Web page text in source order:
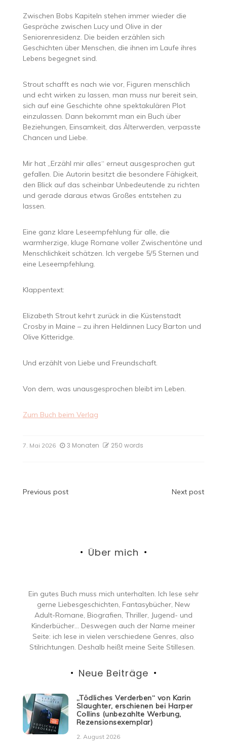
Zwischen Bobs Kapiteln stehen immer wieder die
Gespräche zwischen Lucy und Olive in der
Seniorenresidenz. Die beiden erzählen sich
Geschichten über Menschen, die ihnen im Laufe ihres
Lebens begegnet sind.
Strout schafft es nach wie vor, Figuren menschlich
und echt wirken zu lassen, man muss nur bereit sein,
sich auf eine Geschichte ohne spektakulären Plot
einzulassen. Dann bekommt man ein Buch über
Beziehungen, Einsamkeit, das Älterwerden, verpasste
Chancen und Liebe.
Mir hat „Erzähl mir alles“ erneut ausgesprochen gut
gefallen. Die Autorin besitzt die besondere Fähigkeit,
den Blick auf das scheinbar Unbedeutende zu richten
und gerade daraus etwas Großes entstehen zu
lassen.
Eine ganz klare Leseempfehlung für alle, die
warmherzige, kluge Romane voller Zwischentöne und
Menschlichkeit schätzen. Ich vergebe 5/5 Sternen und
eine Leseempfehlung.
Klappentext:
Elizabeth Strout kehrt zurück in die Küstenstadt
Crosby in Maine – zu ihren Heldinnen Lucy Barton und
Olive Kitteridge.
Und erzählt von Liebe und Freundschaft.
Von dem, was unausgesprochen bleibt im Leben.
Zum Buch beim Verlag
7. Mai 2026 3 Monaten 250 words
Beitragsnavigation
Previous post Next post
Über mich
Ein gutes Buch muss mich unterhalten. Ich lese sehr
gerne Liebesgeschichten, Fantasybücher, New
Adult-Romane, Biografien, Thriller, Jugend- und
Kinderbücher… Deswegen auch der Name meiner
Seite: ich lese in vielen verschiedene Genres, also
Stilrichtungen. Deshalb heißt meine Seite Stillesen.
Neue Beiträge
„Tödliches Verderben“ von Karin
Slaughter, erschienen bei Harper
Collins (unbezahlte Werbung,
Rezensionsexemplar)
2. August 2026